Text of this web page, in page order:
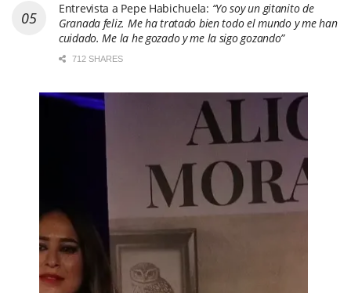
Entrevista a Pepe Habichuela: “Yo soy un gitanito de
Granada feliz. Me ha tratado bien todo el mundo y me han
cuidado. Me la he gozado y me la sigo gozando”
712 SHARES